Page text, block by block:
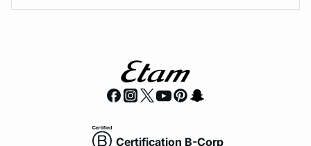
Certification B-Corp